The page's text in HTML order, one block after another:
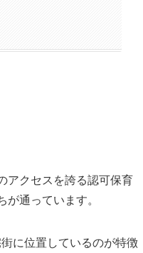
アクセスを誇る認可保育
通っています。
に位置しているのが特徴